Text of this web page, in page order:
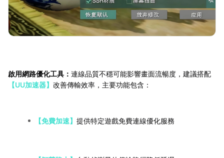
啟用網路優化工具： 連線品質不穩可能影響畫面流暢度，建議搭配
【UU加速器】 改善傳輸效率，主要功能包含：
【免費加速】 提供特定遊戲免費連線優化服務